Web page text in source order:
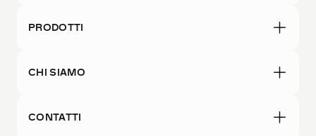
PRODOTTI
CHI SIAMO
CONTATTI